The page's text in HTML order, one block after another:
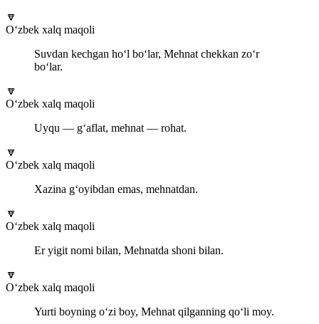
🔽
O‘zbek xalq maqoli
Suvdan kechgan ho‘l bo‘lar, Mehnat chekkan zo‘r
bo‘lar.
🔽
O‘zbek xalq maqoli
Uyqu — g‘aflat, mehnat — rohat.
🔽
O‘zbek xalq maqoli
Xazina g‘oyibdan emas, mehnatdan.
🔽
O‘zbek xalq maqoli
Er yigit nomi bilan, Mehnatda shoni bilan.
🔽
O‘zbek xalq maqoli
Yurti boyning o‘zi boy, Mehnat qilganning qo‘li moy.